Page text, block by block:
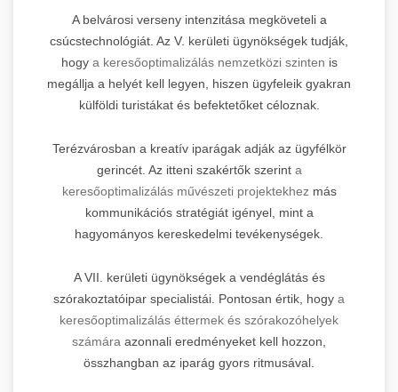
A belvárosi verseny intenzitása megköveteli a
csúcstechnológiát. Az V. kerületi ügynökségek tudják,
hogy a keresőoptimalizálás nemzetközi szinten is
megállja a helyét kell legyen, hiszen ügyfeleik gyakran
külföldi turistákat és befektetőket céloznak.
Terézvárosban a kreatív iparágak adják az ügyfélkör
gerincét. Az itteni szakértők szerint a
keresőoptimalizálás művészeti projektekhez más
kommunikációs stratégiát igényel, mint a
hagyományos kereskedelmi tevékenységek.
A VII. kerületi ügynökségek a vendéglátás és
szórakoztatóipar specialistái. Pontosan értik, hogy a
keresőoptimalizálás éttermek és szórakozóhelyek
számára azonnali eredményeket kell hozzon,
összhangban az iparág gyors ritmusával.